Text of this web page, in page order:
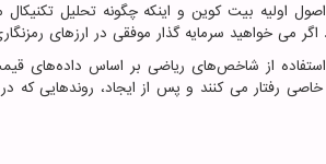
اولیه بیت کوین و اینکه چگونه تحلیل
می خواهید سرمایه گذار موفقی در ارزهای
استفاده از شاخص‌های ریاضی بر اساس داده‌های
خاصی رفتار می کنند و پس از ایجاد، روندهایی